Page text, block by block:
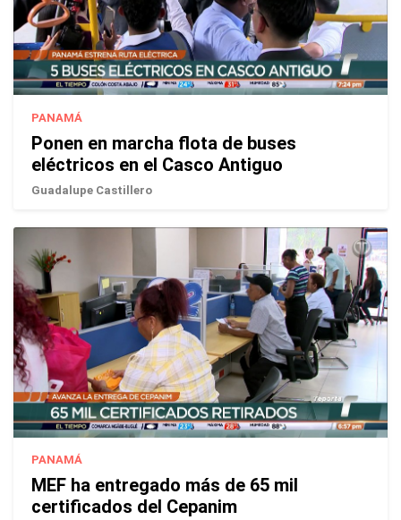
PANAMÁ
Ponen en marcha flota de buses
eléctricos en el Casco Antiguo
Guadalupe Castillero
PANAMÁ
MEF ha entregado más de 65 mil
certificados del Cepanim